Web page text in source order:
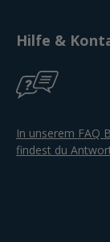
Hilfe &
In unserem FAQ
findest du